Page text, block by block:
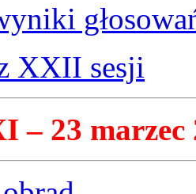
XXII sesji
– 23 marzec